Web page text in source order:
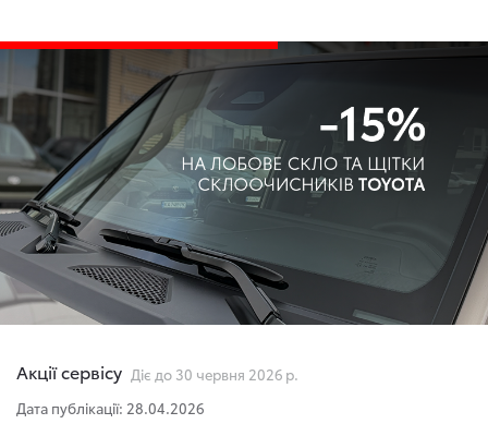
Акції сервісу Діє до 30 червня 2026 р.
Дата публікації: 28.04.2026